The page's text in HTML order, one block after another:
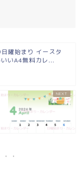
曜始まり イースタ
いA4無料カレ...